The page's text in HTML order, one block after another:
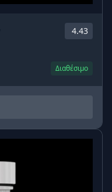
4.43
Διαθέσιμο